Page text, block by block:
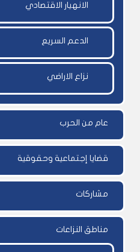
الانهيار الاقتصادي
الدعم السريع
نزاع الاراضي
عام من الحرب
قضايا إجتماعية وحقوقية
مشاركات
مناطق النزاعات